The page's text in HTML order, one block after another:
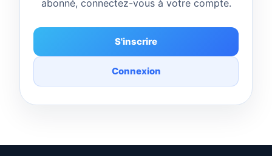
abonné, connectez-vous à votre compte.
S'inscrire
Connexion